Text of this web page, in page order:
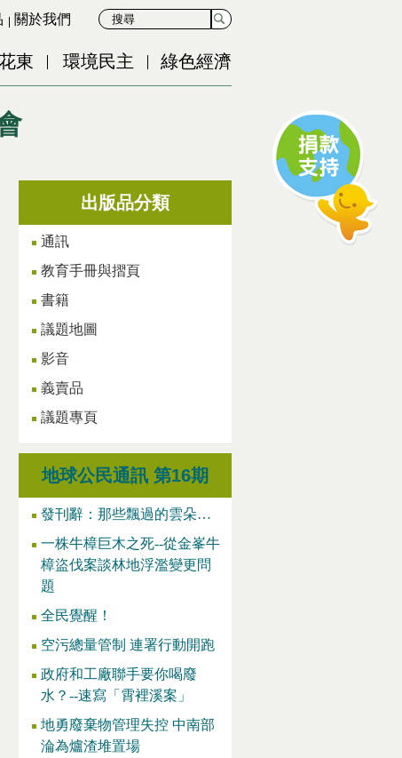
關於我們
東 環境民主 綠色經濟
出版品分類
通訊
教育手冊與摺頁
書籍
議題地圖
影音
義賣品
議題專頁
地球公民通訊 第16期
發刊辭：那些飄過的雲朵…
一株牛樟巨木之死--從金峯牛
樟盜伐案談林地浮濫變更問
題
全民覺醒！
空污總量管制 連署行動開跑
政府和工廠聯手要你喝廢
水？--速寫「霄裡溪案」
地勇廢棄物管理失控 中南部
淪為爐渣堆置場